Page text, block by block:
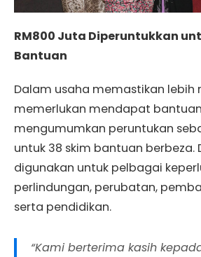
RM800 Juta Diperuntukkan
Bantuan
Dalam usaha memastikan lebih
memerlukan mendapat
mengumumkan peruntukan
untuk 38 skim bantuan berbeza.
digunakan untuk pelbagai
perlindungan, perubatan,
serta pendidikan.
“Kami berterima kasih